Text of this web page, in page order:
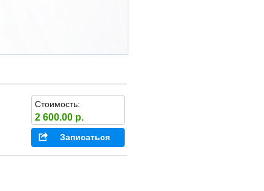
Стоимость:
2 600.00 р.
Записаться